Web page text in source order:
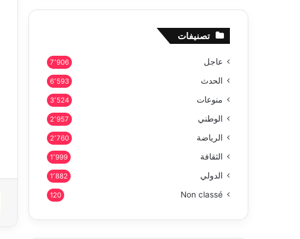
تصنيفات
عاجل 7٬906
الحدث 6٬593
منوعات 3٬524
الوطني 2٬957
الرياضة 2٬760
الثقافة 1٬999
الدولي 1٬882
Non classé
120